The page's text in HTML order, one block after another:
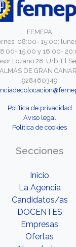
FEMEPA
08:00- 15:00;
15:00 y 16:00-
Lozano 28. Urb. El
DE GRAN
928460349
Política de privacidad
Aviso legal
Política de cookies
Secciones
Inicio
La Agencia
Candidatos/as
DOCENTES
Empresas
Ofertas